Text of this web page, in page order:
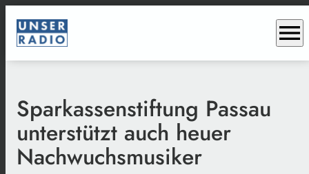
menu
Sparkassenstiftung Passau
unterstützt auch heuer
Nachwuchsmusiker